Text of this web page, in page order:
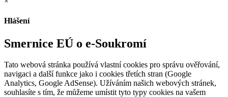
Hlášení
Smernice EÚ o e-Soukromí
Tato webová stránka používá vlastní cookies pro správu ověřování,
navigaci a další funkce jako i cookies třetích stran (Google
Analytics, Google AdSense). Užíváním našich webových stránek,
souhlasíte s tím, že můžeme umístit tyto typy cookies na vašem